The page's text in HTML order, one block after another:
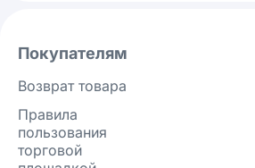
Покупателям
Возврат товара
Правила
пользования
торговой